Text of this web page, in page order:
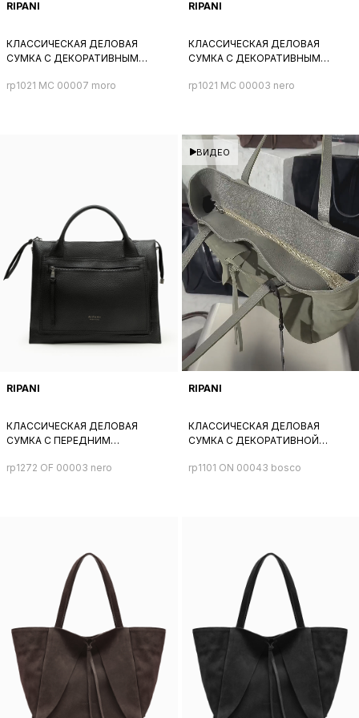
RIPANI
КЛАССИЧЕСКАЯ ДЕЛОВАЯ
СУМКА С ДЕКОРАТИВНЫМ
ОТ RIPANI ИЗ КОРИЧНЕВОЙ
rp1021 MC 00007 moro
RIPANI
КЛАССИЧЕСКАЯ ДЕЛОВАЯ
СУМКА С ДЕКОРАТИВНЫМ
ОТ RIPANI ИЗ ЧЕРНОЙ ЗАМШИ
rp1021 MC 00003 nero
RIPANI
КЛАССИЧЕСКАЯ ДЕЛОВАЯ
СУМКА С ПЕРЕДНИМ
RIPANI ИЗ ЧЕРНОЙ КОЖИ
rp1272 OF 00003 nero
ВИДЕО
RIPANI
КЛАССИЧЕСКАЯ ДЕЛОВАЯ
СУМКА С ДЕКОРАТИВНОЙ
ЗЕЛЕНОГО ЦВЕТА
rp1101 ON 00043 bosco